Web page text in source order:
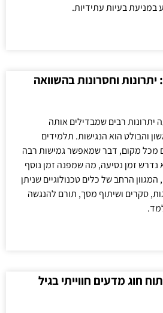
במניעת בעיות עתידיות.
וחסרונות בהשוואה
יתרונות רבים שמבדילים אותה
והבולט הוא הנגישות. תלמידים
מכל מקום, דבר שמאפשר גמישות רבה
זמן נסיעה, מה שמפנה זמן נוסף
הרחב של כלים טכנולוגיים שניתן
סקרים ושיתוף מסך, תורם להנגשה
חוג מדעים חווייתי בגיל